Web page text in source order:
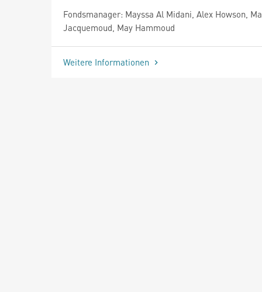
Fondsmanager: Mayssa Al Midani, Alex Howson,
Jacquemoud, May Hammoud
Weitere Informationen